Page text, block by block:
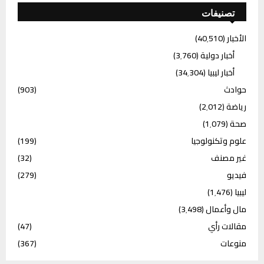
تصنيفات
الأخبار(40٬510)
أخبار دولية(3٬760)
أخبار ليبيا(34٬304)
حوادث
(903)
رياضة(2٬012)
صحة(1٬079)
علوم وتكنولوجيا
(199)
غير مصنف
(32)
فيديو
(279)
ليبيا(1٬476)
مال وأعمال(3٬498)
مقالات رأي
(47)
منوعات
(367)